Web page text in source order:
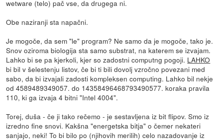
wetware (telo) pač vse, da drugega ni.
Obe naziranji sta napačni.
Je mogoče, da sem "le" program? Ne samo da je mogoče, tako je.
Snov oziroma biologija sta samo substrat, na katerem se izvajam.
Lahko bi se pa kjerkoli, kjer so zadostni computng pogoji. LAHKO
bi bil v šelestenju listov, če bi ti bili dovolj vzročno povezani med
sabo, da bi izvajali zadosti kompleksen computing. Lahko bil nekje
od 4589489349057. do 14358496468793490577. koraka pravila
110, ki ga izvaja 4 bitni "Intel 4004".
Torej, duša - če ji tako rečemo - je sestavljena iz bit flipov. Smo iz
izredno fine snovi. Kakšna "energetska bitja" o čemer nekateri
sanjajo, neki! To bi bilo po (njihovih merilih) celo nazadovanje iz